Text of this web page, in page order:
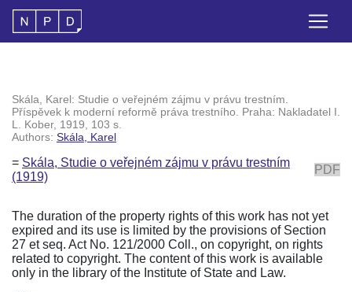
Skála, Karel: Studie o veřejném zájmu v právu trestním.
Příspěvek k moderní reformě práva trestního. Praha: Nakladatel I.
L. Kober, 1919, 103 s.
Authors: Skála, Karel
= Skála, Studie o veřejném zájmu v právu trestním
(1919)
PDF
The duration of the property rights of this work has not yet
expired and its use is limited by the provisions of Section
27 et seq. Act No. 121/2000 Coll., on copyright, on rights
related to copyright. The content of this work is available
only in the library of the Institute of State and Law.